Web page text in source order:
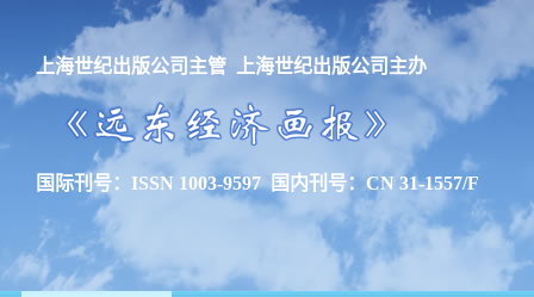
上海世纪出版公司主管 上海世纪出版公司主办
国际刊号：ISSN 1003-9597 国内刊号：CN 31-1557/F